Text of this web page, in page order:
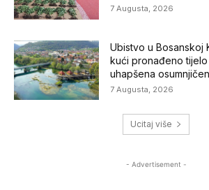
7 Augusta, 2026
Ubistvo u Bosanskoj
kući pronađeno tijelo
uhapšena
7 Augusta, 2026
Ucitaj više
- Advertisement -